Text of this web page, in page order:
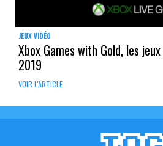
JEUX VIDÉO
Xbox Games with Gold, les
2019
VOIR L'ARTICLE